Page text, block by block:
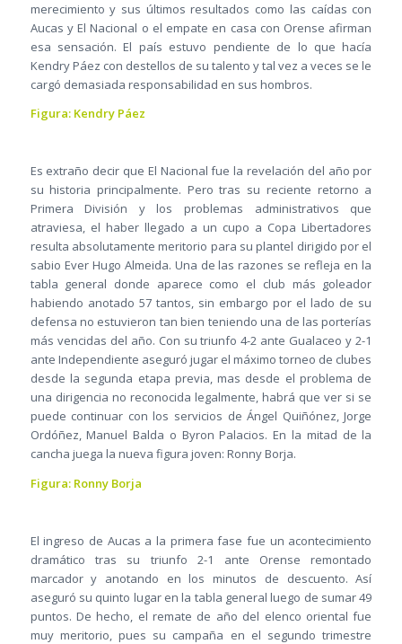
merecimiento y sus últimos resultados como las caídas con
Aucas y El Nacional o el empate en casa con Orense afirman
esa sensación. El país estuvo pendiente de lo que hacía
Kendry Páez con destellos de su talento y tal vez a veces se le
cargó demasiada responsabilidad en sus hombros.
Figura: Kendry Páez
Es extraño decir que El Nacional fue la revelación del año por
su historia principalmente. Pero tras su reciente retorno a
Primera División y los problemas administrativos que
atraviesa, el haber llegado a un cupo a Copa Libertadores
resulta absolutamente meritorio para su plantel dirigido por el
sabio Ever Hugo Almeida. Una de las razones se refleja en la
tabla general donde aparece como el club más goleador
habiendo anotado 57 tantos, sin embargo por el lado de su
defensa no estuvieron tan bien teniendo una de las porterías
más vencidas del año. Con su triunfo 4-2 ante Gualaceo y 2-1
ante Independiente aseguró jugar el máximo torneo de clubes
desde la segunda etapa previa, mas desde el problema de
una dirigencia no reconocida legalmente, habrá que ver si se
puede continuar con los servicios de Ángel Quiñónez, Jorge
Ordóñez, Manuel Balda o Byron Palacios. En la mitad de la
cancha juega la nueva figura joven: Ronny Borja.
Figura: Ronny Borja
El ingreso de Aucas a la primera fase fue un acontecimiento
dramático tras su triunfo 2-1 ante Orense remontado
marcador y anotando en los minutos de descuento. Así
aseguró su quinto lugar en la tabla general luego de sumar 49
puntos. De hecho, el remate de año del elenco oriental fue
muy meritorio, pues su campaña en el segundo trimestre